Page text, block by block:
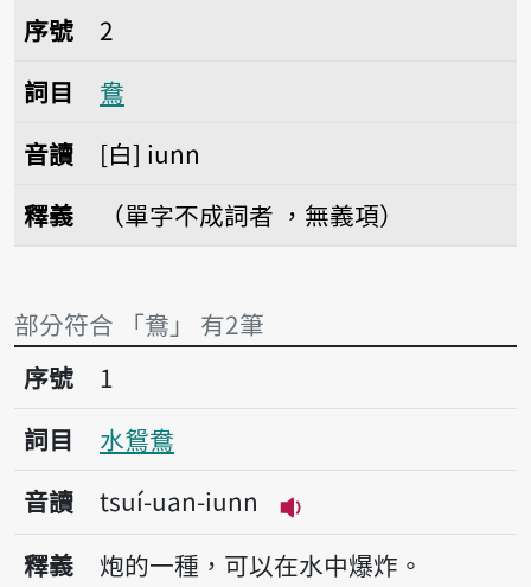
序號2鴦
序號
2
詞目
鴦
音讀
白 iunn
釋義
（單字不成詞者 ，無義項）
部分符合 「鴦」 有2筆
序號1水鴛鴦
序號
1
詞目
水鴛鴦
音讀
tsuí-uan-iunn
播放音讀tsuí-uan-
釋義
炮的一種，可以在水中爆炸。